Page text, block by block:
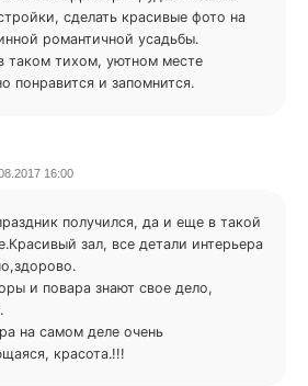
сделать красивые фото на
романтичной усадьбы.
таком тихом, уютном месте
понравится и запомнится.
16:00
получился, да и еще в такой
зал, все детали интерьера
и повара знают свое дело,
на самом деле очень
красота.!!!